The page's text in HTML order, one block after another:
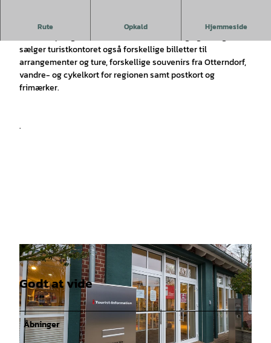
Rute Opkald Hjemmeside
sælger turistkontoret også forskellige billetter til
arrangementer og ture, forskellige souvenirs fra Otterndorf,
vandre- og cykelkort for regionen samt postkort og
frimærker.
.
Godt at vide
Åbninger